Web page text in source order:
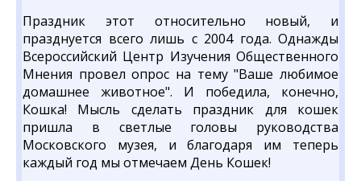
Праздник этот относительно новый, и
празднуется всего лишь с 2004 года. Однажды
Всероссийский Центр Изучения Общественного
Мнения провел опрос на тему "Ваше любимое
домашнее животное". И победила, конечно,
Кошка! Мысль сделать праздник для кошек
пришла в светлые головы руководства
Московского музея, и благодаря им теперь
каждый год мы отмечаем День Кошек!